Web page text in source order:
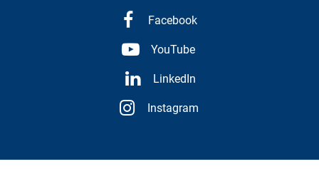
Facebook
YouTube
LinkedIn
Instagram